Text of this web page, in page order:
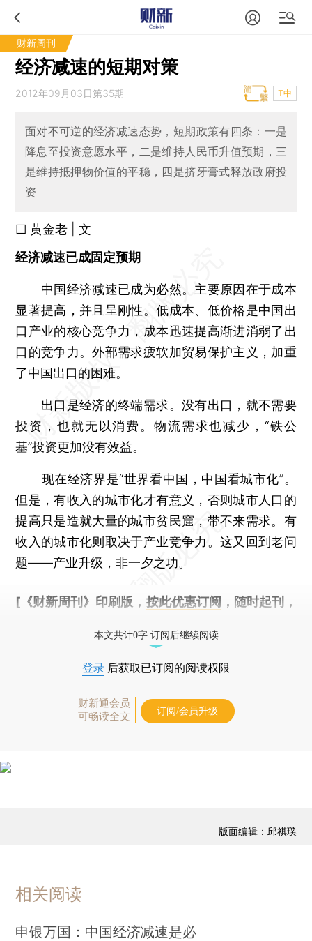
财新周刊
经济减速的短期对策
2012年09月03日第35期 T中
面对不可逆的经济减速态势，短期政策有四条：一是
降息至投资意愿水平，二是维持人民币升值预期，三
是维持抵押物价值的平稳，四是挤牙膏式释放政府投
资
□ 黄金老 | 文
经济减速已成固定预期
中国经济减速已成为必然。主要原因在于成本
显著提高，并且呈刚性。低成本、低价格是中国出
口产业的核心竞争力，成本迅速提高渐进消弱了出
口的竞争力。外部需求疲软加贸易保护主义，加重
了中国出口的困难。
出口是经济的终端需求。没有出口，就不需要
投资，也就无以消费。物流需求也减少，“铁公
基”投资更加没有效益。
现在经济界是“世界看中国，中国看城市化”。
但是，有收入的城市化才有意义，否则城市人口的
提高只是造就大量的城市贫民窟，带不来需求。有
收入的城市化则取决于产业竞争力。这又回到老问
题——产业升级，非一夕之功。
[《财新周刊》印刷版， 按此优惠订阅 ，随时起刊，
本文共计0字 订阅后继续阅读
登录 后获取已订阅的阅读权限
财新通会员
可畅读全文
订阅/会员升级
版面编辑：邱祺璞
相关阅读
申银万国：中国经济减速是必